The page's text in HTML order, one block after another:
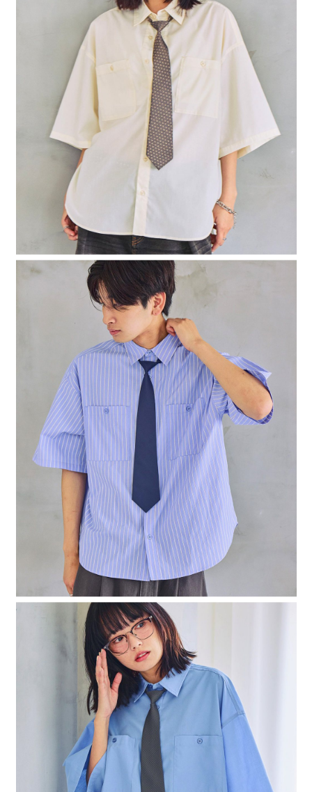
1.本服務係由「台灣大哥大股份有限公司」（以下簡稱本公司）所提供，讓
用戶於交易時，得透過本服務購買商品或服務，並由商店將買賣／分期付款
買賣價金債權讓與本公司後，依約使用本公司帳單繳交帳款。
2.基於同意付款使用「大哥付你分期」之契約關係目的，商店將以您的個人
資料（包含姓名、電話或地址）提供予台灣大哥大進項蒐集、處理及利用，
由本公司與您本人進行分期帳單所需資料之確認、核對及更正。
3.完整用戶服務條款，請詳閱以下連結：https://oppay.tw/userRule
ATM／網路銀行／等多元方式進行付款，方視為交易完成。
※ 請注意：結帳手續完成當下不需立刻繳費，但若您需要取消訂單，請聯絡
購買商品的店家。未經商家同意取消之訂單仍視為有效，需透過AFTEE先享
後付繳納相關費用。
※ 交易是否成功請以「AFTEE先享後付 」之結帳頁面顯示為準，若有關於
是否繳費成功／繳費後需取消欲退款等相關疑問，請聯繫「AFTEE先享後付
客戶支援中心」
https://netprotections.freshdesk.com/support/home
【注意事項】
１．透過由恩沛科技股份有限公司提供之「AFTEE先享後付」服務完成之交
易，需依本服務之必要範圍內提供個人資料，並將交易相關給付款項請求債
權轉讓予恩沛科技股份有限公司。
２．關於個人資料處理事宜，請瀏覽以下網址：
https://aftee.tw/terms/#terms3
３．未成年的使用者請事先徵得法定代理人或監護人之同意方可使用
「AFTEE先享後付」，若未經同意申辦者引起之損失，本公司不負相關責
４．使用「AFTEE先享後付」時，將依據個別帳號之用戶狀況，依本公司即
時審查核予不同之上限額度；若仍有額度不足之情形，本公司將視審查結果
請求用戶進行身份認證。
５．嚴禁一人註冊多個帳號或使用他人資訊註冊。若發現惡意使用之情形，
恩沛科技股份有限公司將有權停止該用戶之使用額度並採取法律行動。
每筆NT$80，滿NT$1,500(含以上)免運費
每筆NT$80，滿NT$1,500(含以上)免運費
每筆NT$80，滿NT$1,500(含以上)免運費